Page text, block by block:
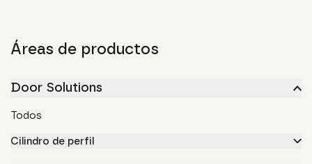
Áreas de productos
Door Solutions
Todos
Cilindro de perfil